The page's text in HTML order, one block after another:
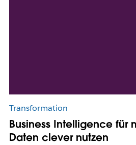
Transformation
Business Intelligence für
Daten clever nutzen